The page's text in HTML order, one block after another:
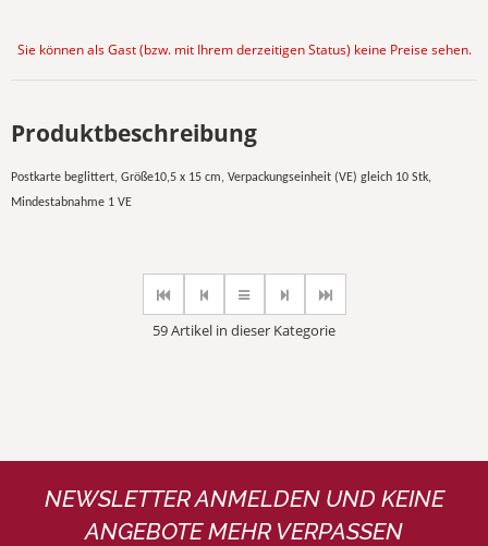
Sie können als Gast (bzw. mit Ihrem derzeitigen Status) keine Preise sehen.
Produktbeschreibung
Postkarte beglittert, Größe10,5 x 15 cm, Verpackungseinheit (VE) gleich 10 Stk,
Mindestabnahme 1 VE
59 Artikel in dieser Kategorie
NEWSLETTER ANMELDEN UND KEINE
ANGEBOTE MEHR VERPASSEN